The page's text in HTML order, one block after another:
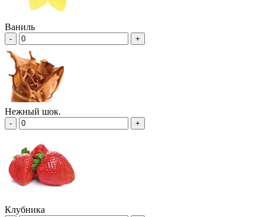
Ваниль
- +
Нежный шок.
- +
Клубника